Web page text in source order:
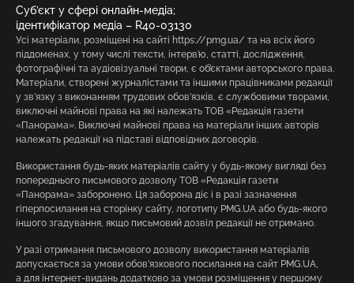
Суб’єкт у сфері онлайн-медіа;
ідентифікатор медіа – R40-03130
Усі матеріали, розміщені на сайті https://pmg.ua/ та на всіх його
піддоменах, у тому числі тексти, інтерв’ю, статті, дослідження,
фотографічні та аудіовізуальні твори, є об’єктами авторського права.
Матеріали, створені журналістами та іншими працівниками редакції
у зв’язку з виконанням трудових обов’язків, є службовими творами,
виключні майнові права на які належать ТОВ «Редакція газети
«Панорама». Виключні майнові права на матеріали інших авторів
належать редакції на підставі відповідних договорів.
Використання будь-яких матеріалів сайту у будь-якому вигляді без
попереднього письмового дозволу ТОВ «Редакція газети
«Панорама» заборонено. Ця заборона діє і в разі зазначення
гіперпосилання на сторінку сайту, логотипу PMG.UA або будь-якого
іншого згадування, якщо письмовий дозвіл редакції не отримано.
У разі отримання письмового дозволу використання матеріалів
допускається за умови обов’язкового посилання на сайт PMG.UA,
а для інтернет-видань додатково за умови розміщення у першому